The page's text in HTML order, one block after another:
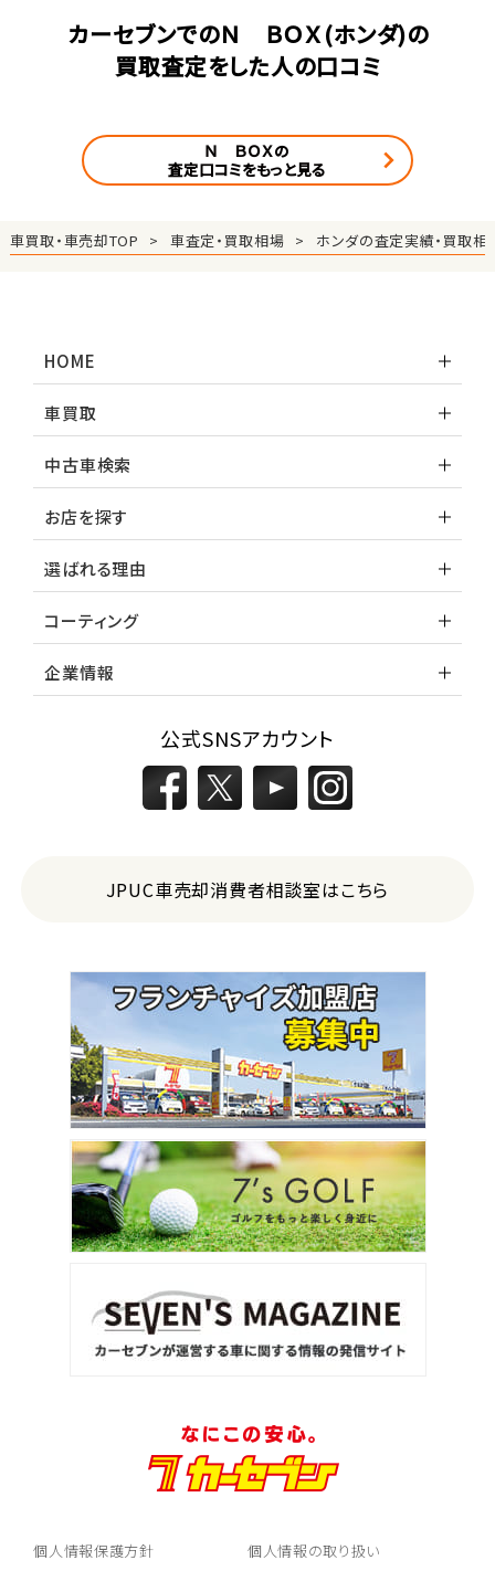
カーセブンでのＮ ＢＯＸ(ホンダ)の
買取査定をした人の口コミ
Ｎ ＢＯＸの
査定口コミをもっと見る
車買取・車売却TOP 車査定・買取相場 ホンダの査定実績・買取相
HOME
車買取
中古車検索
お店を探す
選ばれる理由
コーティング
企業情報
公式SNSアカウント
JPUC車売却消費者相談室はこちら
個人情報保護方針 個人情報の取り扱い